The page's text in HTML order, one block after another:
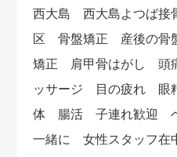
西大島 西大島よつば
区 骨盤矯正 産後の骨
矯正 肩甲骨はがし 頭
ッサージ 目の疲れ
体 腸活 子連れ歓迎 ベ
一緒に 女性スタッフ